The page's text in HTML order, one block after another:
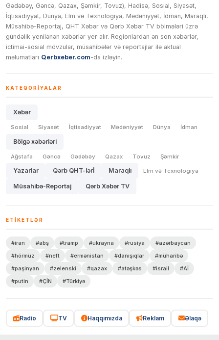
Gədəbəy, Gəncə, Qazax, Şəmkir, Tovuz), Hadisə, Sosial, Siyasət,
İqtisadiyyat, Dünya, Elm və Texnologiya, Mədəniyyət, İdman, Maraqlı,
Müsahibə-Reportaj, QHT Xəbər və Qərb Xəbər TV bölmələri üzrə
gündəlik yenilənən xəbərlər yer alır. Regionlardan ən son xəbərlər,
ictimai-sosial mövzular, müsahibələr və reportajlar ilə aktual
məlumatları Qerbxeber.com-da izləyin.
KATEQORIYALAR
Xəbər
Sosial Siyasət İqtisadiyyat Mədəniyyət Dünya İdman
Bölgə xəbərləri
Ağstafa Gəncə Gədəbəy Qazax Tovuz Şəmkir
Yazarlar Qərb QHT-lərİ Maraqlı Elm və Texnologiya
Müsahibə-Reportaj Qərb Xəbər TV
ETIKETLƏR
#iran #abş #tramp #ukrayna #rusiya
#azərbaycan
#hörmüz
#neft #ermənistan #danışıqlar
#müharibə
#paşinyan
#zelenski #qazax #atəşkəs #israil
#Aİ
#putin
#ÇİN #Türkiyə
Radio TV Haqqımızda Reklam Əlaqə